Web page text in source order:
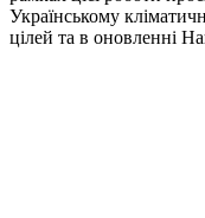
Українському
цілей та в оновленні